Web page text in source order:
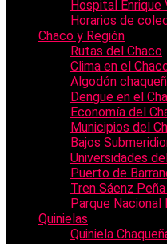
Hospital Enrique
Horarios de
Chaco y Región
Rutas del Chaco
Clima en el
Algodón
Dengue en el
Economía del
Municipios del
Bajos
Universidades
Puerto de
Tren Sáenz
Parque
Quinielas
Quiniela